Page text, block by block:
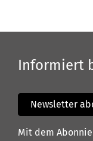
Informiert
Newsletter
Mit dem